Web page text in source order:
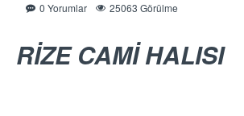
0 Yorumlar 25063 Görülme
RİZE CAMİ HALISI